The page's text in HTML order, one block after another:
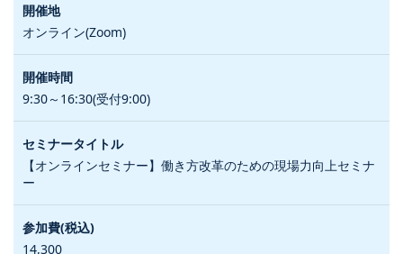
オンライン(Zoom)
9:30～16:30(受付9:00)
【オンラインセミナー】働き方改革のための現場力向上セミナ
ー
14,300